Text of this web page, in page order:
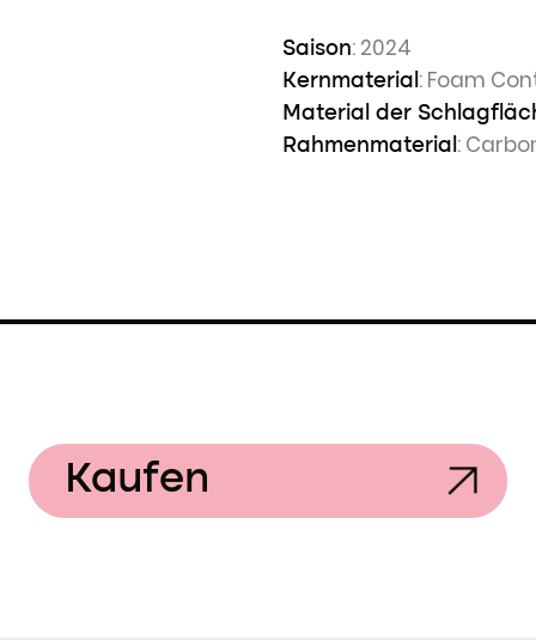
Saison: 2024
Kernmaterial : Foam
Material der
Rahmenmaterial :
Kaufen